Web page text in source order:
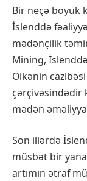
Bir neçə böyük
İslenddə
mədənçilik
Mining,
Ölkənin
çərçivəsindədir
mədən
Son illərdə
müsbət bir
artımın ətraf